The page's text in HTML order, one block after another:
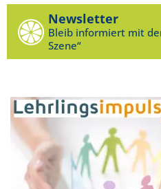
Newsletter
Bleib informiert mit
Szene“